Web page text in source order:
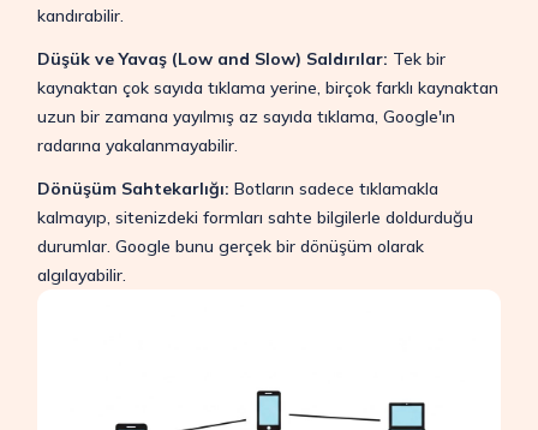
kandırabilir.
Düşük ve Yavaş (Low and Slow) Saldırılar: Tek bir
kaynaktan çok sayıda tıklama yerine, birçok farklı kaynaktan
uzun bir zamana yayılmış az sayıda tıklama, Google'ın
radarına yakalanmayabilir.
Dönüşüm Sahtekarlığı: Botların sadece tıklamakla
kalmayıp, sitenizdeki formları sahte bilgilerle doldurduğu
durumlar. Google bunu gerçek bir dönüşüm olarak
algılayabilir.